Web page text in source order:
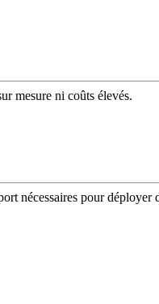
mesure ni coûts élevés.
nécessaires pour